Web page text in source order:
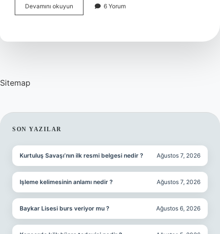
Devamını okuyun
Ve
Nasıl
6 Yorum
Sitemap
SIDEBAR
SON YAZILAR
Kurtuluş Savaşı’nın ilk resmi belgesi nedir ? Ağustos 7, 2026
Işleme kelimesinin anlamı nedir ? Ağustos 7, 2026
Baykar Lisesi burs veriyor mu ? Ağustos 6, 2026